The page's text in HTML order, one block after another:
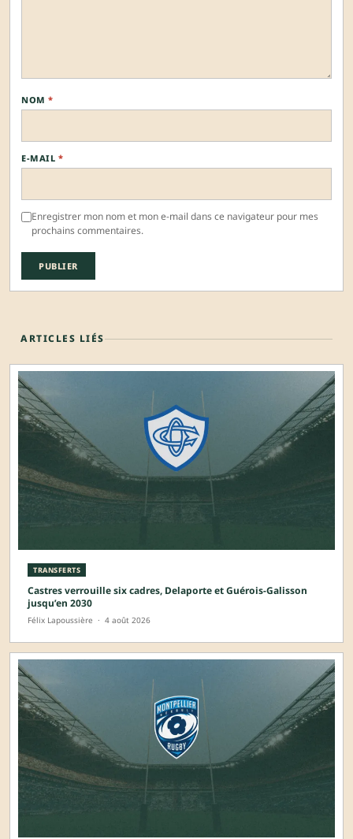
NOM *
E-MAIL *
Enregistrer mon nom et mon e-mail dans ce navigateur pour mes
prochains commentaires.
ARTICLES LIÉS
TRANSFERTS
Castres verrouille six cadres, Delaporte et Guérois-Galisson
jusqu’en 2030
Félix Lapoussière · 4 août 2026